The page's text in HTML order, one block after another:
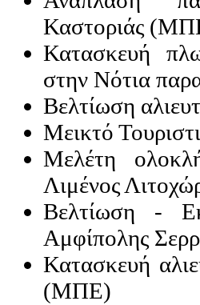
Καστοριάς
Κατασκευή
στην Νότια
Βελτίωση
Μεικτό
Μελέτη
Λιμένος
Βελτίωση -
Αμφίπολης
Κατασκευή
(ΜΠΕ)